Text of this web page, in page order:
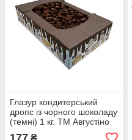
Глазур кондитерський
дропс із чорного шоколаду
(темні) 1 кг. ТМ Августіно